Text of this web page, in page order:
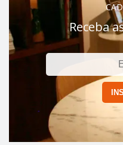
Receba